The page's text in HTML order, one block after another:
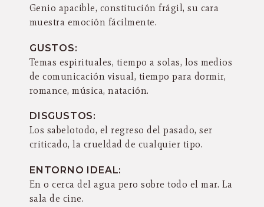
Genio apacible, constitución frágil, su cara
muestra emoción fácilmente.
GUSTOS:
Temas espirituales, tiempo a solas, los medios
de comunicación visual, tiempo para dormir,
romance, música, natación.
DISGUSTOS:
Los sabelotodo, el regreso del pasado, ser
criticado, la crueldad de cualquier tipo.
ENTORNO IDEAL:
En o cerca del agua pero sobre todo el mar. La
sala de cine.